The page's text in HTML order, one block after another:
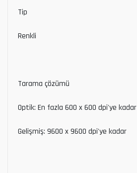
Tip
Renkli
Tarama çözümü
Optik: En fazla 600 x 600 dpi'ye kadar
Gelişmiş: 9600 x 9600 dpi'ye kadar